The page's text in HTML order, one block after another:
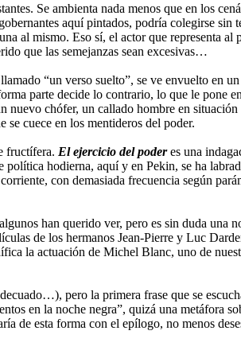
Se ambienta nada menos que en los
aquí pintados, podría colegirse sin
al mismo. Eso sí, el actor que representa
que las semejanzas sean excesivas…
“un verso suelto”, se ve envuelto en
parte decide lo contrario, lo que le pone
chófer, un callado hombre en
se cuece en los mentideros del poder.
fructífera. El ejercicio del poderes una
hodierna, aquí y en Pekin, se ha
con demasiada frecuencia según
han querido ver, pero es sin duda una
de los hermanos Jean-Pierre y Luc
la actuación de Michel Blanc, uno de
pero la primera frase que se
en la noche negra”, quizá una metáfora
esta forma con el epílogo, no menos